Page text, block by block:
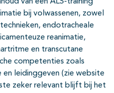
bij volwassenen, zowel
endotracheale
reanimatie,
en transcutane
competenties zoals
en leidinggeven (zie website
zeker relevant blijft bij het